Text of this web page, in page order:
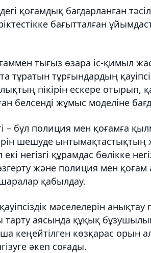
қоғамдық бағдарланған
бағытталған
тығыз өзара іс-қимыл
тұратын тұрғындардың
пікірін ескере отырып,
белсенді жұмыс моделіне
– бұл полиция мен қоғамға
шешуде ынтымақтастықтың
негізгі құрамдас бөлікке
және полиция мен қоғам
қабылдау.
мәселелерін анықтау
аясында құқық
кеңейтілген көзқарас орын
әкеп соғады.